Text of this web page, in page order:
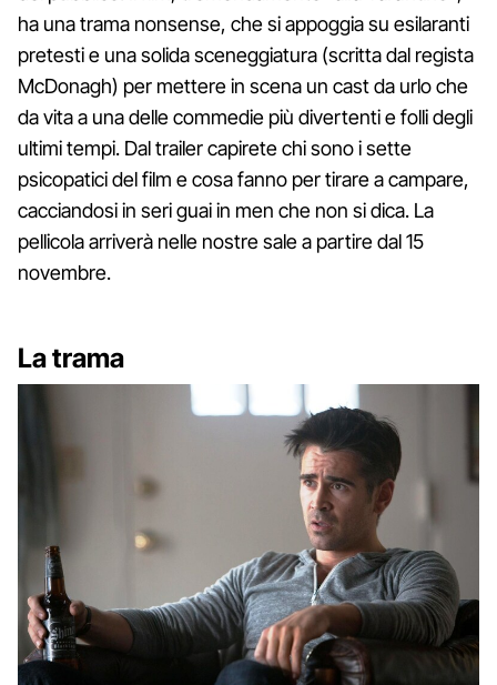
ha una trama nonsense, che si appoggia su esilaranti
pretesti e una solida sceneggiatura (scritta dal regista
McDonagh) per mettere in scena un cast da urlo che
da vita a una delle commedie più divertenti e folli degli
ultimi tempi. Dal trailer capirete chi sono i sette
psicopatici del film e cosa fanno per tirare a campare,
cacciandosi in seri guai in men che non si dica. La
pellicola arriverà nelle nostre sale a partire dal 15
novembre.
La trama